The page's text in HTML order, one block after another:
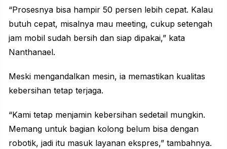
“Prosesnya bisa hampir 50 persen lebih cepat. Kalau
butuh cepat, misalnya mau meeting, cukup setengah
jam mobil sudah bersih dan siap dipakai,” kata
Nanthanael.
Meski mengandalkan mesin, ia memastikan kualitas
kebersihan tetap terjaga.
“Kami tetap menjamin kebersihan sedetail mungkin.
Memang untuk bagian kolong belum bisa dengan
robotik, jadi itu masuk layanan ekspres,” tambahnya.